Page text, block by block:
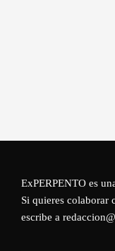
ExPERPENTO es
Si quieres colaborar
escribe a